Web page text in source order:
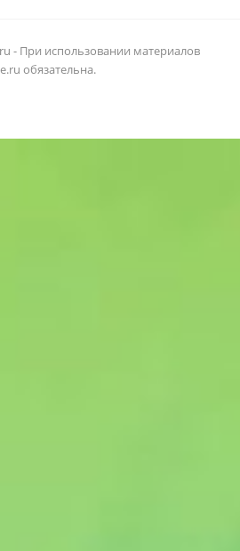
- При использовании материалов
обязательна.